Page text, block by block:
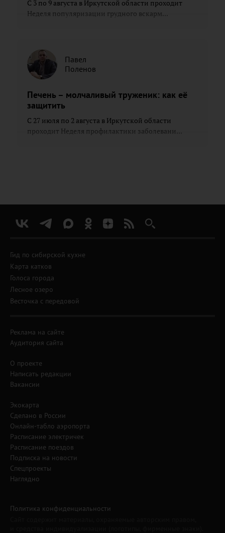
С 3 по 9 августа в Иркутской области проходит
Неделя популяризации грудного вскарм...
Павел
Поленов
Печень – молчаливый труженик: как её
защитить
С 27 июля по 2 августа в Иркутской области
проходит Неделя профилактики заболевани...
Гид по сибирской кухне
Карта катков
Голоса города
Лесное озеро
Весточка с передовой
Реклама на сайте
Аудитория сайта
О проекте
Написать редакции
Вакансии
Экокарта
Сделано в России
Онлайн-табло аэропорта
Расписание электричек
Расписание поездов
Подписка на новости
Спецпроекты
Наглядно
Политика конфиденциальности